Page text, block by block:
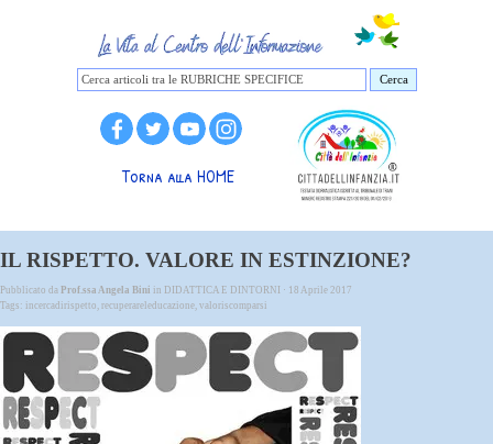
Cerca
Torna alla HOME
IL RISPETTO. VALORE IN ESTINZIONE?
Pubblicato da Prof.ssa Angela Bini in DIDATTICA E DINTORNI
· 18 Aprile 2017
Tags: incercadirispetto, recuperareleducazione, valoriscomparsi